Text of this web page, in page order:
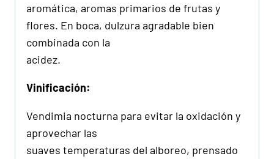
aromática, aromas primarios de frutas y
flores. En boca, dulzura agradable bien
combinada con la
acidez.
Vinificación:
Vendimia nocturna para evitar la oxidación y
aprovechar las
suaves temperaturas del alboreo, prensado